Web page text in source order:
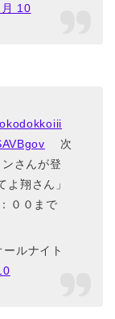
10
次
さんが登
よ翔さん」
００まで
ルナイト